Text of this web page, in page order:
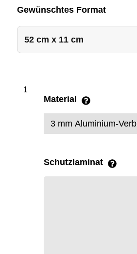
Gewünschtes Format
Material
Schutzlaminat